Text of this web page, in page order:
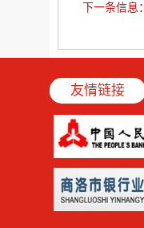
下一条信息：
友情链接